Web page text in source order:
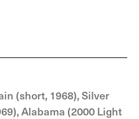
(short, 1968), Silver
Alabama (2000 Light